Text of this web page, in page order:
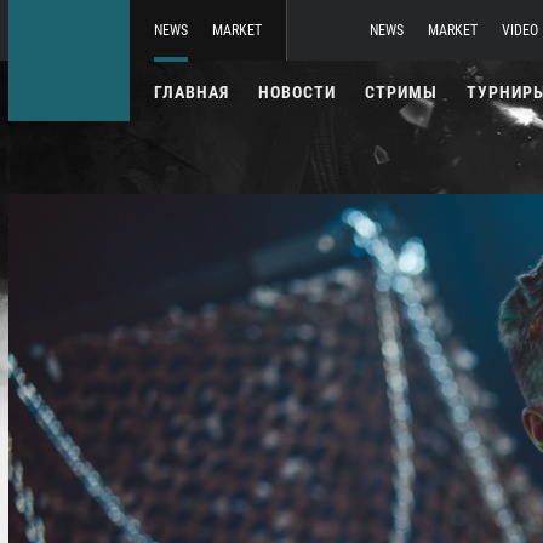
NEWS MARKET NEWS MARKET VIDEO
ГЛАВНАЯ НОВОСТИ СТРИМЫ